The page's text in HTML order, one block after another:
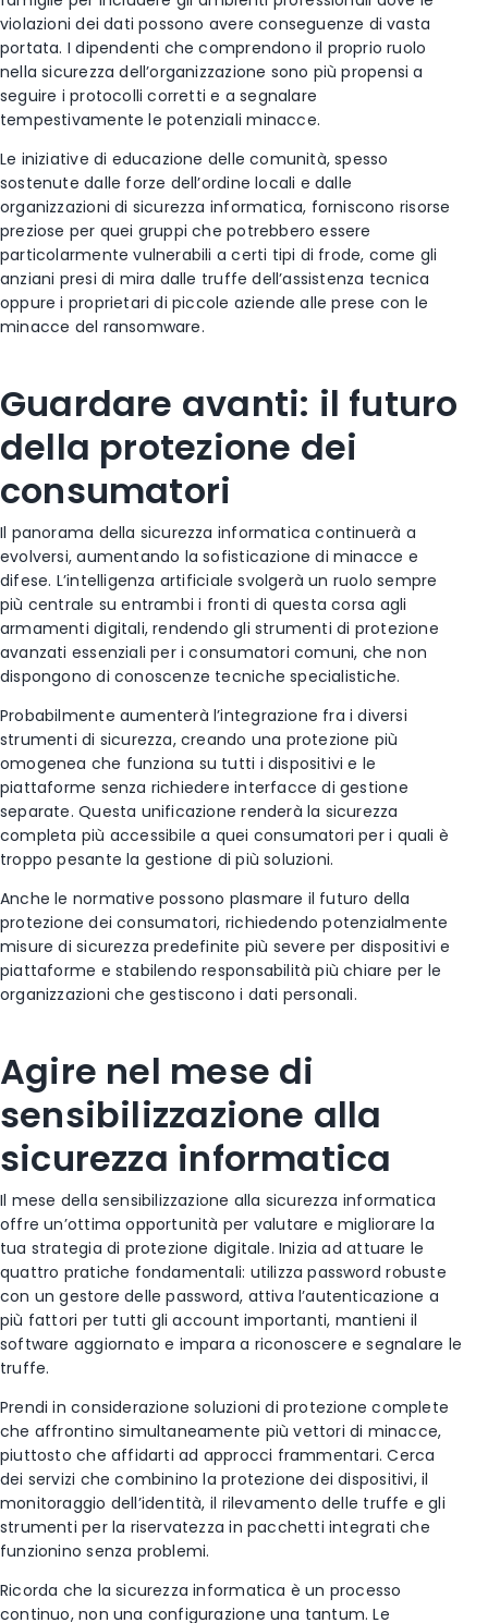
violazioni dei dati possono avere conseguenze di vasta
portata. I dipendenti che comprendono il proprio ruolo
nella sicurezza dell’organizzazione sono più propensi a
seguire i protocolli corretti e a segnalare
tempestivamente le potenziali minacce.
Le iniziative di educazione delle comunità, spesso
sostenute dalle forze dell’ordine locali e dalle
organizzazioni di sicurezza informatica, forniscono risorse
preziose per quei gruppi che potrebbero essere
particolarmente vulnerabili a certi tipi di frode, come gli
anziani presi di mira dalle truffe dell’assistenza tecnica
oppure i proprietari di piccole aziende alle prese con le
minacce del ransomware.
Guardare avanti: il futuro
della protezione dei
consumatori
Il panorama della sicurezza informatica continuerà a
evolversi, aumentando la sofisticazione di minacce e
difese. L’intelligenza artificiale svolgerà un ruolo sempre
più centrale su entrambi i fronti di questa corsa agli
armamenti digitali, rendendo gli strumenti di protezione
avanzati essenziali per i consumatori comuni, che non
dispongono di conoscenze tecniche specialistiche.
Probabilmente aumenterà l’integrazione fra i diversi
strumenti di sicurezza, creando una protezione più
omogenea che funziona su tutti i dispositivi e le
piattaforme senza richiedere interfacce di gestione
separate. Questa unificazione renderà la sicurezza
completa più accessibile a quei consumatori per i quali è
troppo pesante la gestione di più soluzioni.
Anche le normative possono plasmare il futuro della
protezione dei consumatori, richiedendo potenzialmente
misure di sicurezza predefinite più severe per dispositivi e
piattaforme e stabilendo responsabilità più chiare per le
organizzazioni che gestiscono i dati personali.
Agire nel mese di
sensibilizzazione alla
sicurezza informatica
Il mese della sensibilizzazione alla sicurezza informatica
offre un’ottima opportunità per valutare e migliorare la
tua strategia di protezione digitale. Inizia ad attuare le
quattro pratiche fondamentali: utilizza password robuste
con un gestore delle password, attiva l’autenticazione a
più fattori per tutti gli account importanti, mantieni il
software aggiornato e impara a riconoscere e segnalare le
truffe.
Prendi in considerazione soluzioni di protezione complete
che affrontino simultaneamente più vettori di minacce,
piuttosto che affidarti ad approcci frammentari. Cerca
dei servizi che combinino la protezione dei dispositivi, il
monitoraggio dell’identità, il rilevamento delle truffe e gli
strumenti per la riservatezza in pacchetti integrati che
funzionino senza problemi.
Ricorda che la sicurezza informatica è un processo
continuo, non una configurazione una tantum. Le